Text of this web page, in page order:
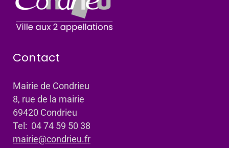
Contact
Mairie de Condrieu
8, rue de la mairie
69420 Condrieu
Tel: 04 74 59 50 38
mairie@condrieu.fr